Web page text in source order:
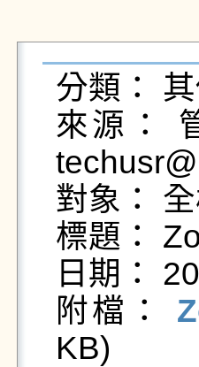
分類：
來源：
對象：
標題：
日期：
附檔：
KB)